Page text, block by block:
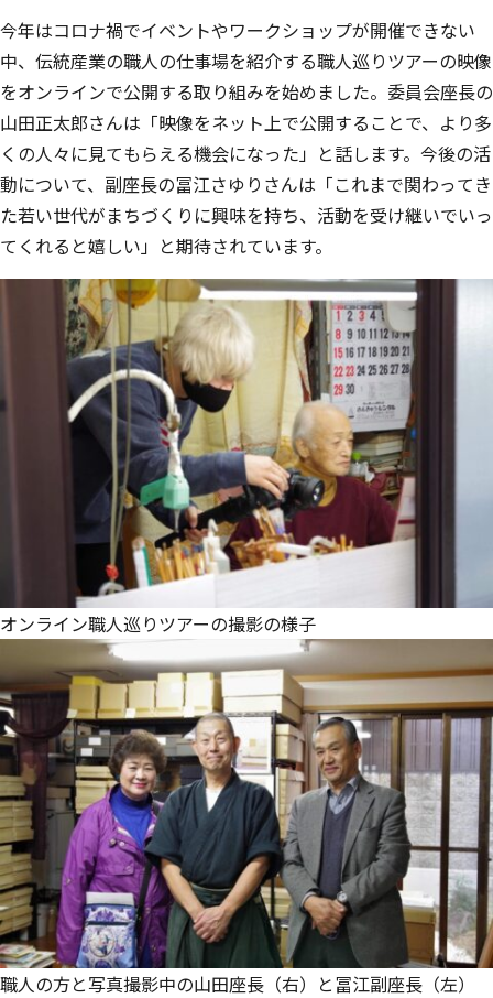
今年はコロナ禍でイベントやワークショップが開催できない
中、伝統産業の職人の仕事場を紹介する職人巡りツアーの映像
をオンラインで公開する取り組みを始めました。委員会座長の
山田正太郎さんは「映像をネット上で公開することで、より多
くの人々に見てもらえる機会になった」と話します。今後の活
動について、副座長の冨江さゆりさんは「これまで関わってき
た若い世代がまちづくりに興味を持ち、活動を受け継いでいっ
てくれると嬉しい」と期待されています。
オンライン職人巡りツアーの撮影の様子
職人の方と写真撮影中の山田座長（右）と冨江副座長（左）